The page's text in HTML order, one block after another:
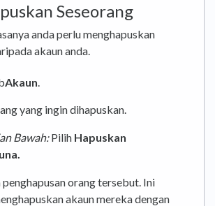
Seseorang
anda perlu menghapuskan
akaun anda.
Akaun.
yang ingin dihapuskan.
Bawah:Pilih Hapuskan
penghapusan orang tersebut. Ini
akaun mereka dengan